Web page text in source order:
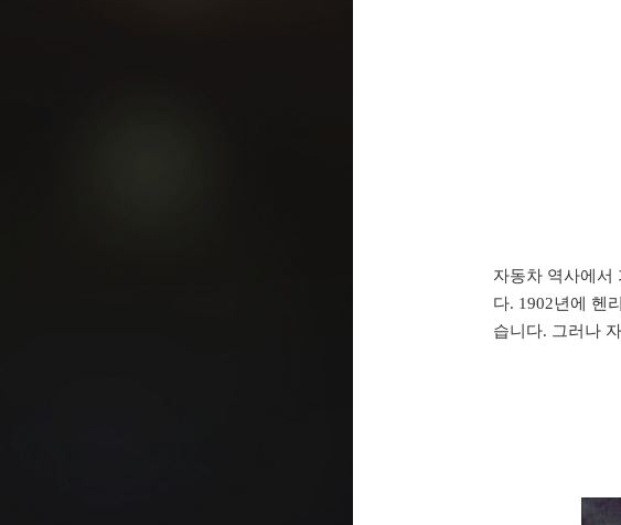
자동차 역사에서
다. 1902년에 헨
습니다. 그러나